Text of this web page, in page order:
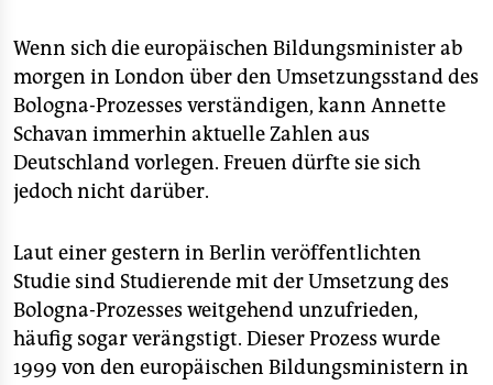
fragen & hilfe
unterstützen
abo
genossenschaft
epaper login
Wenn sich die europäischen Bildungsminister ab
morgen in London über den Umsetzungsstand des
Bologna-Prozesses verständigen, kann Annette
Schavan immerhin aktuelle Zahlen aus
Deutschland vorlegen. Freuen dürfte sie sich
jedoch nicht darüber.
Laut einer gestern in Berlin veröffentlichten
Studie sind Studierende mit der Umsetzung des
Bologna-Prozesses weitgehend unzufrieden,
häufig sogar verängstigt. Dieser Prozess wurde
1999 von den europäischen Bildungsministern in